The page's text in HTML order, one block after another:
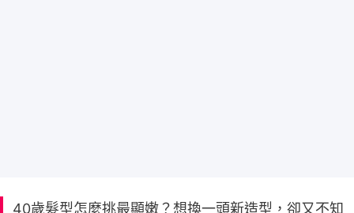
40歲髮型怎麼挑最顯嫩？想換一頭新造型，卻又不知